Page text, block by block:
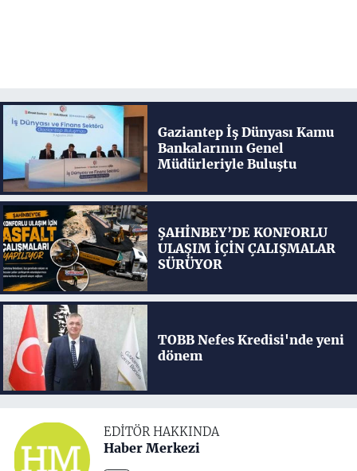
Gaziantep İş Dünyası Kamu
Bankalarının Genel
Müdürleriyle Buluştu
ŞAHİNBEY’DE KONFORLU
ULAŞIM İÇİN ÇALIŞMALAR
SÜRÜYOR
TOBB Nefes Kredisi'nde yeni
dönem
EDITÖR HAKKINDA
Haber Merkezi